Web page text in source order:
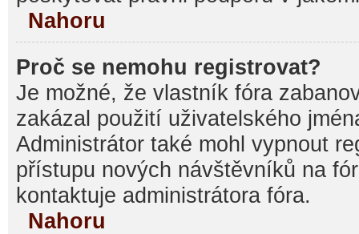
Nahoru
Proč se nemohu registrovat?
Je možné, že vlastník fóra
zakázal použití uživatelského
Administrátor také mohl vypnout
přístupu nových návštěvníků na
kontaktuje administrátora fóra.
Nahoru